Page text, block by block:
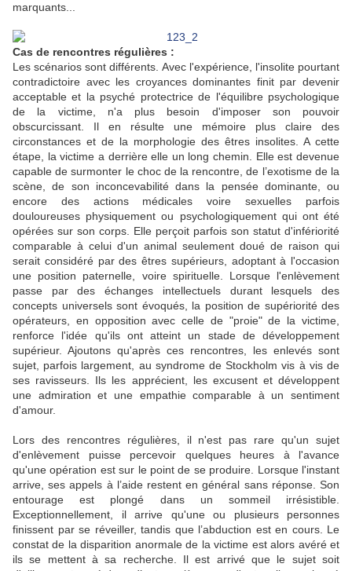
marquants...
Cas de rencontres régulières :
Les scénarios sont différents. Avec l'expérience, l'insolite pourtant
contradictoire avec les croyances dominantes finit par devenir
acceptable et la psyché protectrice de l'équilibre psychologique
de la victime, n'a plus besoin d'imposer son pouvoir
obscurcissant. Il en résulte une mémoire plus claire des
circonstances et de la morphologie des êtres insolites. A cette
étape, la victime a derrière elle un long chemin. Elle est devenue
capable de surmonter le choc de la rencontre, de l’exotisme de la
scène, de son inconcevabilité dans la pensée dominante, ou
encore des actions médicales voire sexuelles parfois
douloureuses physiquement ou psychologiquement qui ont été
opérées sur son corps. Elle perçoit parfois son statut d'infériorité
comparable à celui d'un animal seulement doué de raison qui
serait considéré par des êtres supérieurs, adoptant à l'occasion
une position paternelle, voire spirituelle. Lorsque l'enlèvement
passe par des échanges intellectuels durant lesquels des
concepts universels sont évoqués, la position de supériorité des
opérateurs, en opposition avec celle de "proie" de la victime,
renforce l'idée qu'ils ont atteint un stade de développement
supérieur. Ajoutons qu'après ces rencontres, les enlevés sont
sujet, parfois largement, au syndrome de Stockholm vis à vis de
ses ravisseurs. Ils les apprécient, les excusent et développent
une admiration et une empathie comparable à un sentiment
d'amour.
Lors des rencontres régulières, il n'est pas rare qu'un sujet
d'enlèvement puisse percevoir quelques heures à l'avance
qu'une opération est sur le point de se produire. Lorsque l'instant
arrive, ses appels à l’aide restent en général sans réponse. Son
entourage est plongé dans un sommeil irrésistible.
Exceptionnellement, il arrive qu'une ou plusieurs personnes
finissent par se réveiller, tandis que l’abduction est en cours. Le
constat de la disparition anormale de la victime est alors avéré et
ils se mettent à sa recherche. Il est arrivé que le sujet soit